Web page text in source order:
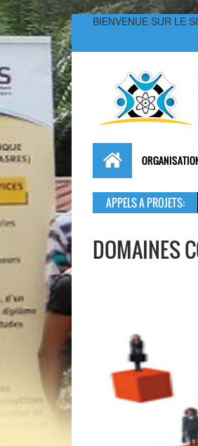
BIENVENUE SUR LE
APPELS A PROJETS:
DOMAINES